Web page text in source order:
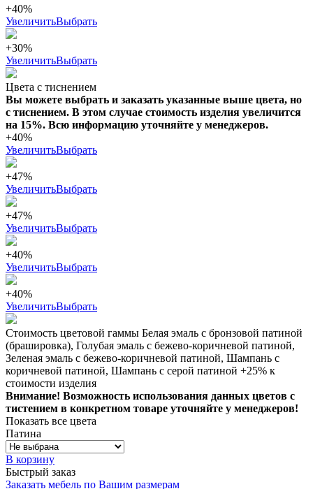
+40%
УвеличитьВыбрать
+30%
УвеличитьВыбрать
Цвета с тиснением
Вы можете выбрать и заказать указанные выше цвета, но
с тиснением. В этом случае стоимость изделия увеличится
на 15%. Всю информацию уточняйте у менеджеров.
+40%
УвеличитьВыбрать
+47%
УвеличитьВыбрать
+47%
УвеличитьВыбрать
+40%
УвеличитьВыбрать
+40%
УвеличитьВыбрать
Стоимость цветовой гаммы Белая эмаль с бронзовой патиной
(брашировка), Голубая эмаль с бежево-коричневой патиной,
Зеленая эмаль с бежево-коричневой патиной, Шампань с
коричневой патиной, Шампань с серой патиной +25% к
стоимости изделия
Внимание! Возможность использования данных цветов с
тистением в конкретном товаре уточняйте у менеджеров!
Показать все цвета
Патина
В корзину
Быстрый заказ
Заказать мебель по Вашим размерам